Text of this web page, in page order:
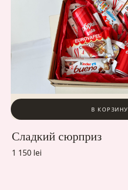
В КОРЗИНУ
Сладкий сюрприз
1 150 lei